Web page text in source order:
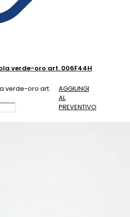
verde-oro art. 006F44H
verde-oro art.
AGGIUNGI
AL
PREVENTIVO